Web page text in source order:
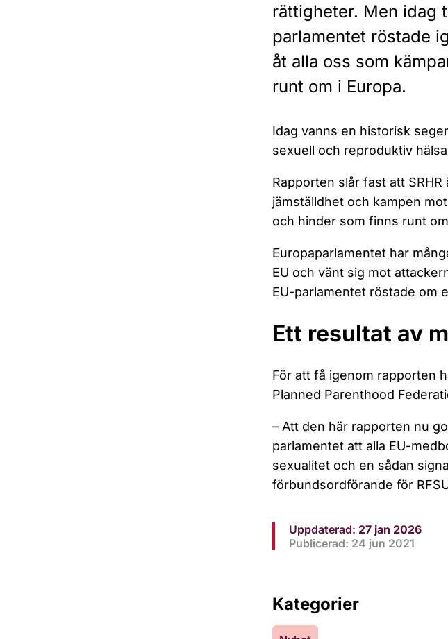
rättigheter. Men idag
parlamentet röstade
åt alla oss som
runt om i Europa.
Idag vanns en historisk
sexuell och reproduktiv
Rapporten slår fast att
jämställdhet och kampen
och hinder som finns runt
Europaparlamentet har
EU och vänt sig mot
EU-parlamentet röstade om
Ett resultat av
För att få igenom rapporten
Planned Parenthood
– Att den här rapporten nu
parlamentet att alla EU-
sexualitet och en sådan
förbundsordförande för
Uppdaterad: 27 jan 2026
Publicerad: 24 jun 2021
Kategorier